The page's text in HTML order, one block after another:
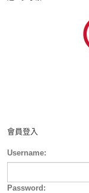
會員登入
Username:
Password: